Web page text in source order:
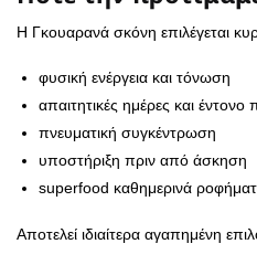
Η Γκουαρανά σκόνη επιλέγεται
φυσική ενέργεια και τόνωση
απαιτητικές ημέρες και
πνευματική συγκέντρωση
υποστήριξη πριν από άσκηση
superfood καθημερινά
Αποτελεί ιδιαίτερα αγαπημένη